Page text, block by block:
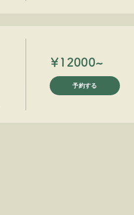
￥12000~
予約する